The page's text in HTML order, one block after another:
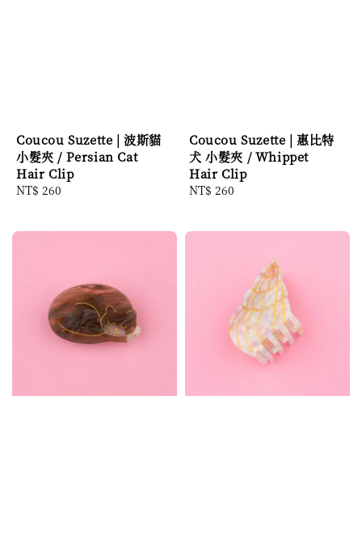
Coucou Suzette | 波斯貓
小髮夾 / Persian Cat
Hair Clip
Regular
NT$ 260
Coucou Suzette | 惠比特
犬 小髮夾 / Whippet
Hair Clip
Regular
NT$ 260